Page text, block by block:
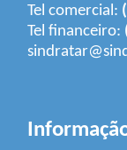
Tel comercial:
Tel financeiro: